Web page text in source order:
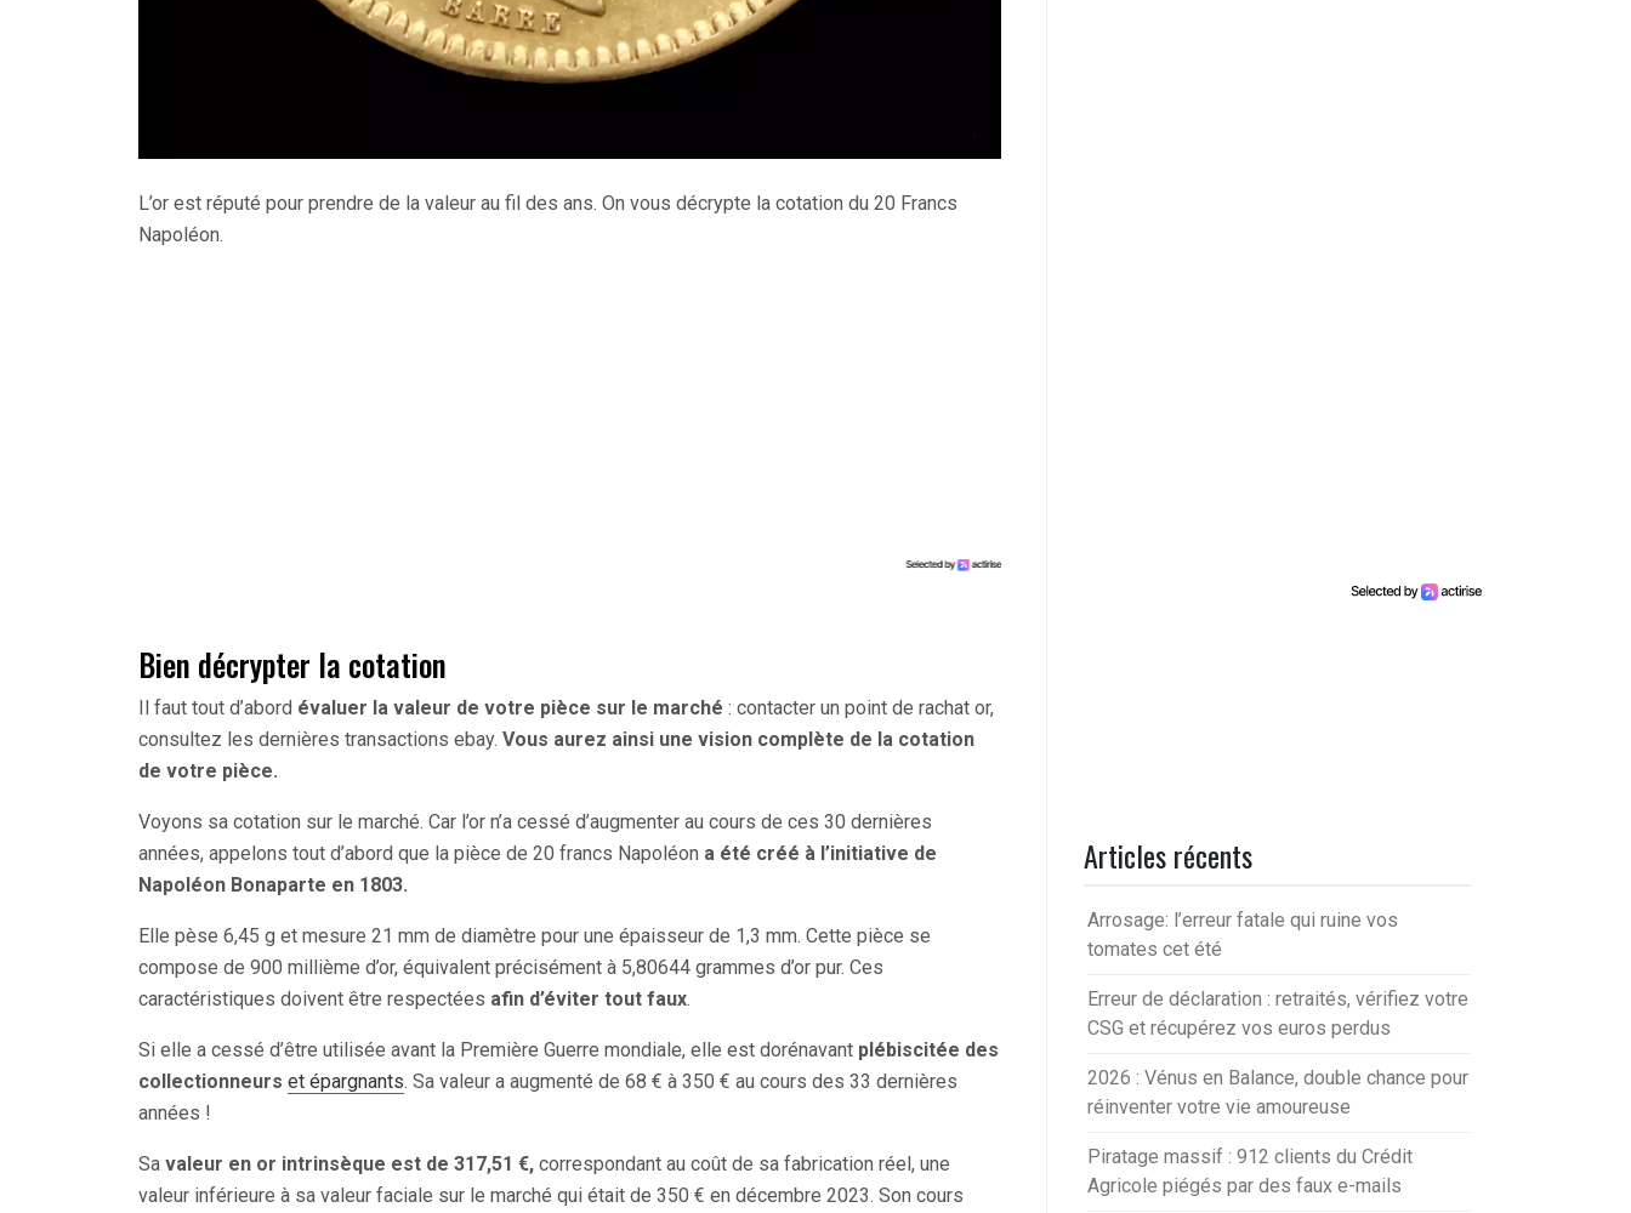
L’or est réputé pour prendre de la valeur au fil des ans. On vous décrypte la cotation du 20 Francs
Napoléon.
Bien décrypter la cotation
Il faut tout d’abord évaluer la valeur de votre pièce sur le marché : contacter un point de rachat or,
consultez les dernières transactions ebay. Vous aurez ainsi une vision complète de la cotation
de votre pièce.
Voyons sa cotation sur le marché. Car l’or n’a cessé d’augmenter au cours de ces 30 dernières
années, appelons tout d’abord que la pièce de 20 francs Napoléon a été créé à l’initiative de
Napoléon Bonaparte en 1803.
Elle pèse 6,45 g et mesure 21 mm de diamètre pour une épaisseur de 1,3 mm. Cette pièce se
compose de 900 millième d’or, équivalent précisément à 5,80644 grammes d’or pur. Ces
caractéristiques doivent être respectées afin d’éviter tout faux.
Si elle a cessé d’être utilisée avant la Première Guerre mondiale, elle est dorénavant plébiscitée des
collectionneurs et épargnants. Sa valeur a augmenté de 68 € à 350 € au cours des 33 dernières
années !
Sa valeur en or intrinsèque est de 317,51 €, correspondant au coût de sa fabrication réel, une
valeur inférieure à sa valeur faciale sur le marché qui était de 350 € en décembre 2023. Son cours
Articles récents
Arrosage: l’erreur fatale qui ruine vos
tomates cet été
Erreur de déclaration : retraités, vérifiez votre
CSG et récupérez vos euros perdus
2026 : Vénus en Balance, double chance pour
réinventer votre vie amoureuse
Piratage massif : 912 clients du Crédit
Agricole piégés par des faux e-mails